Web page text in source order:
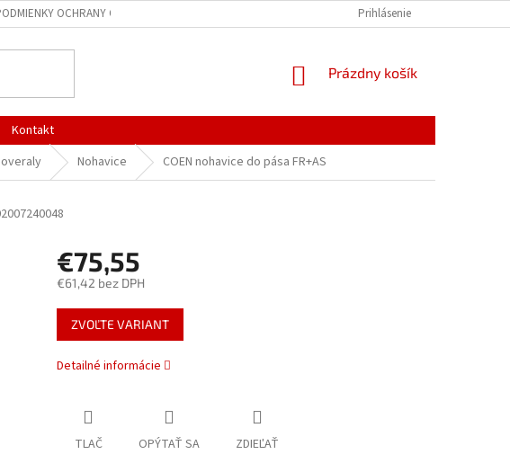
OCHRANY OSOBNÝCH ÚDAJOV Prihlásenie
NÁKUPNÝ
Prázdny košík
Kontakt
Nohavice COEN nohavice do pása FR+AS
€75,55
€61,42 bez DPH
Jednotková
cena:
ZVOĽTE VARIANT
Detailné informácie
TLAČ OPÝTAŤ SA ZDIEĽAŤ